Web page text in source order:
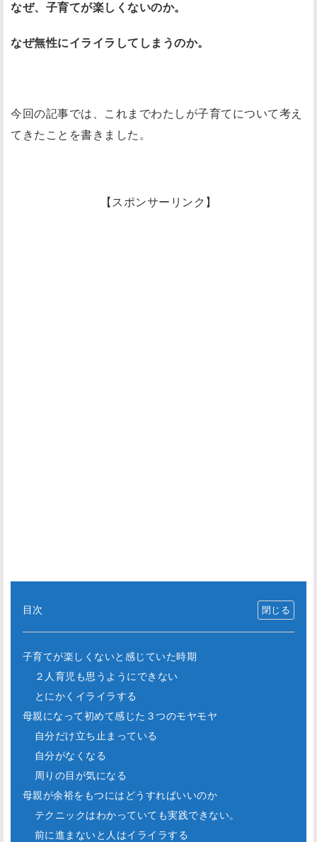
なぜ、子育てが楽しくないのか。
なぜ無性にイライラしてしまうのか。
今回の記事では、これまでわたしが子育てについて考え
てきたことを書きました。
【スポンサーリンク】
目次
子育てが楽しくないと感じていた時期
２人育児も思うようにできない
とにかくイライラする
母親になって初めて感じた３つのモヤモヤ
自分だけ立ち止まっている
自分がなくなる
周りの目が気になる
母親が余裕をもつにはどうすればいいのか
テクニックはわかっていても実践できない。
前に進まないと人はイライラする